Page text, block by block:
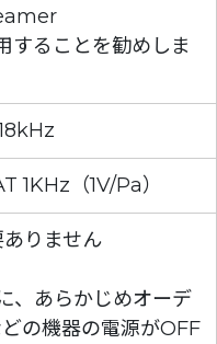
することを勧めしま
1KHz（1V/Pa）
りません
あらかじめオーデ
の機器の電源がOFF